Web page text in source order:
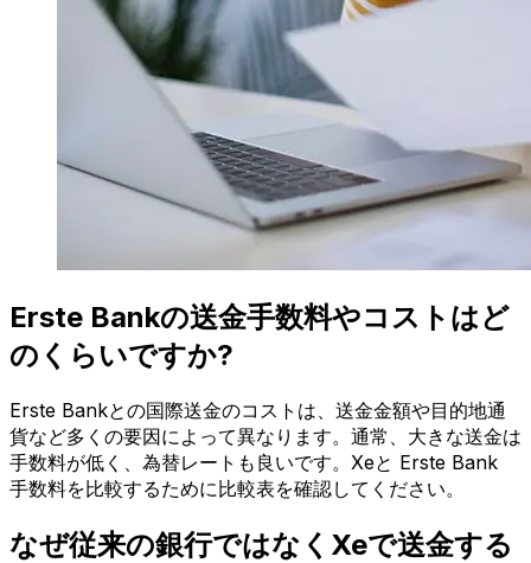
Erste Bankの送金手数料やコストはど
のくらいですか?
Erste Bankとの国際送金のコストは、送金金額や目的地通
貨など多くの要因によって異なります。通常、大きな送金は
手数料が低く、為替レートも良いです。Xeと Erste Bank
手数料を比較するために比較表を確認してください。
なぜ従来の銀行ではなくXeで送金する